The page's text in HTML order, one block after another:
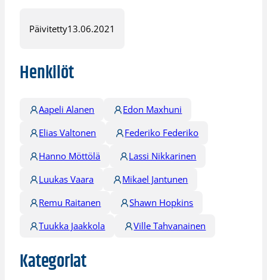
Päivitetty13.06.2021
Henkilöt
Aapeli Alanen
Edon Maxhuni
Elias Valtonen
Federiko Federiko
Hanno Möttölä
Lassi Nikkarinen
Luukas Vaara
Mikael Jantunen
Remu Raitanen
Shawn Hopkins
Tuukka Jaakkola
Ville Tahvanainen
Kategoriat